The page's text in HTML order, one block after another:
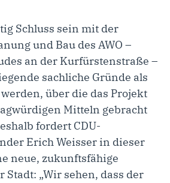
Schluss sein mit der
und Bau des AWO –
an der Kurfürstenstraße –
sachliche Gründe als
über die das Projekt
Mitteln gebracht
fordert CDU-
Erich Weisser in dieser
neue, zukunftsfähige
„Wir sehen, dass der